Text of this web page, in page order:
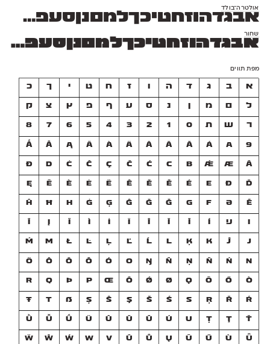
אולטרה־בולד
אבגדהוזחטיכךלמםנןסעפףצץקרשת 1234567890
שחור
אבגדהוזחטיכךלמםנןסעפףצץקרשת 1234567890
מפת תווים
א ב ג ד ה ו ז ח ט י ך כ
ל ם מ ן נ ס ע ף פ ץ צ ק
ר ש ת 0
1
2
3
4
5
6
7
8
9
A
Á
Ă
Ǎ
Â
Ä
À
Ā
Ą
Å
Ǻ
Ã
Æ
Ǽ
B
C
Ć
Č
Ç
Ĉ
Ċ
D
Ð
Ď
Đ
E
É
Ĕ
Ě
Ê
Ë
Ė
È
Ē
Ę
Ẽ
Ə
F
G
Ğ
Ǧ
Ĝ
Ģ
Ġ
H
Ħ
Ĥ
I
Ĳ
Í
Ĭ
Ǐ
Î
Ï
İ
Ì
Ī
Į
Ĩ
J
Ĵ
K
Ķ
L
Ĺ
Ľ
Ļ
Ŀ
Ł
M
Ḿ
N
Ń
Ň
Ņ
Ñ
Ŋ
O
Ó
Ŏ
Ǒ
Ô
Ö
Ò
Ő
Ō
Ǫ
Ø
Ǿ
Õ
Œ
P
Þ
Q
R
Ŕ
Ř
Ŗ
S
Ś
Š
Ş
Ŝ
Ș
ẞ
T
Ŧ
Ť
Ţ
Ț
U
Ú
Ŭ
Ǔ
Û
Ü
Ǘ
Ǚ
Ǜ
Ǖ
Ù
Ű
Ū
Ų
Ů
Ũ
V
W
Ẃ
Ŵ
Ẅ